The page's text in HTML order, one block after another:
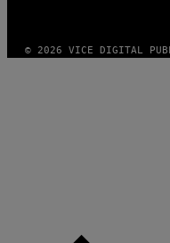
© 2026 VICE DIGITAL